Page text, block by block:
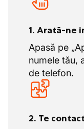
1. Arată-ne
Apasă pe
numele tău,
de telefon.
2. Te